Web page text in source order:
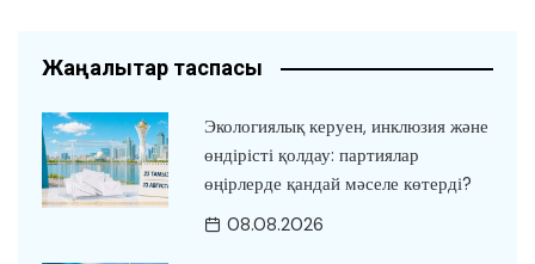
Жаңалықтар таспасы
Экологиялық керуен, инклюзия және
өндірісті қолдау: партиялар
өңірлерде қандай мәселе көтерді?
08.08.2026